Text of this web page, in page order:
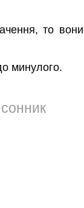
то
минулого.